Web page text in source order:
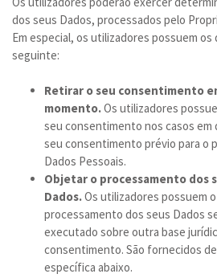
dos seus Dados, processados pelo
Em especial, os utilizadores possuem
seguinte:
Retirar o seu consentimento
momento.Os utilizadores
seu consentimento nos casos em
seu consentimento prévio para o
Dados Pessoais.
Objetar o processamento dos
Dados.Os utilizadores possuem
processamento dos seus Dados
executado sobre outra base
consentimento. São fornecidos
específica abaixo.